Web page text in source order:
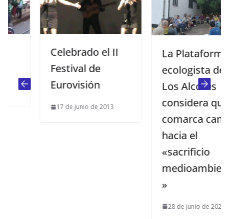
Celebrado el II
Festival de
Eurovisión
17 de junio de 2013
La Plataforma
ecologista de
Los Alcores
considera que la
comarca camina
hacia el
«sacrificio
medioambiental
28 de junio de 2026